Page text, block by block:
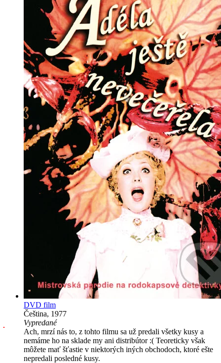
DVD film
Čeština, 1977
Vypredané
Ach, mrzí nás to, z tohto filmu sa už predali všetky kusy a
nemáme ho na sklade my ani distribútor :( Teoreticky však
môžete mať šťastie v niektorých iných obchodoch, ktoré ešte
nepredali posledné kusy.